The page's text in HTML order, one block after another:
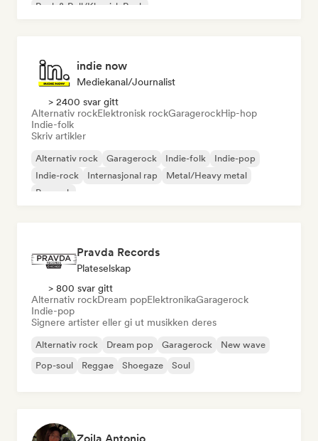
Rock & Roll/Klassisk Rock
indie now
Mediekanal/journalist
> 2400 svar gitt
Alternativ rockElektronisk rockGaragerockHip-hop
Indie-folk
Skriv artikler
Alternativ rock Garagerock Indie-folk
Indie-pop
Indie-rock
Internasjonal rap
Metal/Heavy metal
Poprock
Pravda Records
Plateselskap
> 800 svar gitt
Alternativ rockDream popElektronikaGaragerock
Indie-pop
Signere artister eller gi ut musikken deres
Alternativ rock Dream pop Garagerock
New wave
Pop-soul
Reggae Shoegaze Soul